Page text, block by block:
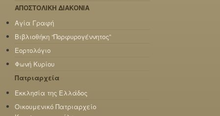
ΑΠΟΣΤΟΛΙΚΗ ΔΙΑΚΟΝΙΑ
Αγία Γραφή
Βιβλιοθήκη “Πορφυρογέννητος”
Εορτολόγιο
Φωνή Κυρίου
Πατριαρχεία
Εκκλησία της Ελλάδος
Οικουμενικό Πατριαρχείο